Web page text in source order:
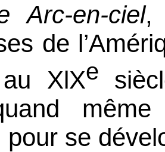
Arc-en-ciel,
de
XlXe
pour se